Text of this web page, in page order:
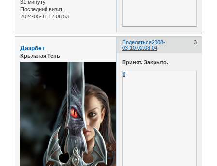
31 минуту
Последний визит:
2024-05-11 12:08:53
Поделиться 3
2008-
03-10 02:08:04
Даэрбет
Крылатая Тень
Принят. Закрыто.
0